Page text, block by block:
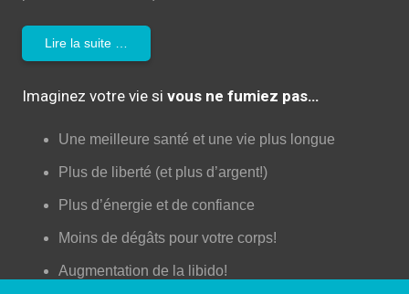
Lire la suite …
Imaginez votre vie si vous ne fumiez pas…
Une meilleure santé et une vie plus longue
Plus de liberté (et plus d’argent!)
Plus d’énergie et de confiance
Moins de dégâts pour votre corps!
Augmentation de la libido!